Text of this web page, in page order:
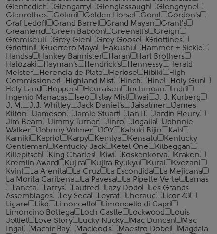
Glenfiddich
Glengarry Glenglassaugh
Glengoyne
Glenrothes
Golani Golden Horse Goral
Gordon's
Graf Ledoff
Grand Barrel Grand Mayan
Grant's
Greanlend
Green Baboon Greenall's
Greign
Gremiseuli
Grey Glen Grey Goose
Griottines
Griottini
Guerrero Maya Hakushu
Hammer + Sickle
Handsa
Hankey Bannister Haran
Hart Brothers
Hatozaki
Hayman's Hendrick's Hennessy
Herald
Meister
Herencia de Plata Heriose Hibiki
High
Commissioner
Highland Mist Hinch Hine
Holy Gun
Holy Land
Hoppers Houraisen Inchmoan
Indri
Ingenio Manacas
Iseo Islay Mist Iwai
J. J. Kurberg
J. M.
J.J. Whitley Jack Daniel's Jaisalmer
James
Kilton
Jameson Jamie Stuart Jan II
Jardin Fleury
Jim Beam
Jimmy Turner Jinro Jogaila
Johnnie
Walker
Johnny Volmer JOY Kabuki Bijin
Kah
Kamiki
Kapriol Karpy Kemlya Kensatu
Kentucky
Gentleman
Kentucky Jack Ketel One
Kilbeggan
Killepitsch
King Charles Kiwi Koskenkorva
Kraken
Kremlin Award
Kujira Kujira Ryukyu Kurai
Kvezani
Kvint
La Arenita La Cruz La Escondida
La Mejicana
La Morita Caribena
La Pavesa La Pipette Verte
Lamas
Laneta
Larrys Lautrec Lazy Dodo
Les Grands
Assemblages
Ley Seca Leyrat Lheraud
Licor 43
Ligare
Liko Limoncello
Limoncello di Capri
Limoncino Bottega
Loch Castle Lockwood
Louis
Jolliet
Love Story Lucky Nucky Mac Duncan
Mac
Ingal
Machir Bay Macleod's Maestro Dobel
Magdala